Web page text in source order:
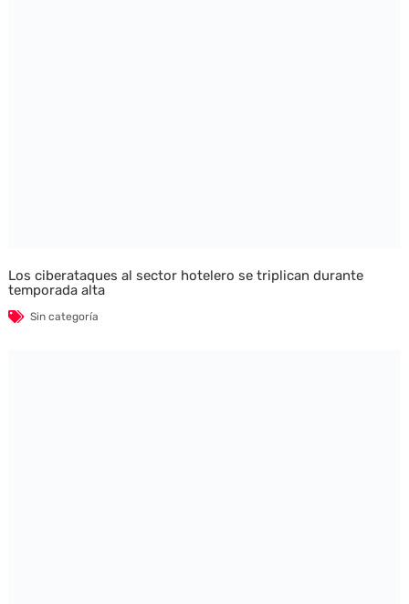
Los ciberataques al sector hotelero se triplican durante
temporada alta
Sin categoría